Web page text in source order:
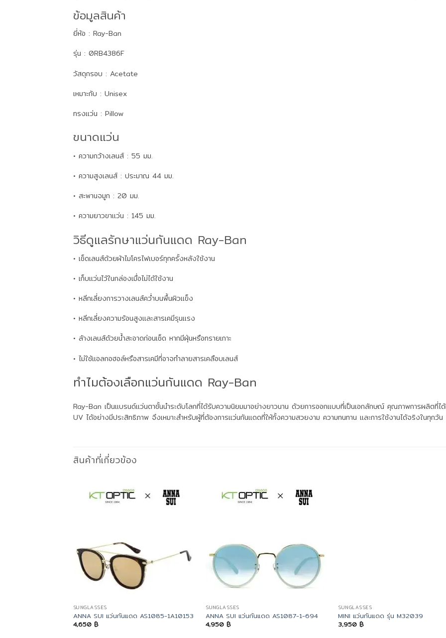
ข้อมูลสินค้า
ยี่ห้อ : Ray-Ban
รุ่น : 0RB4386F
วัสดุกรอบ : Acetate
เหมาะกับ : Unisex
ทรงแว่น : Pillow
ขนาดแว่น
• ความกว้างเลนส์ : 55 มม.
• ความสูงเลนส์ : ประมาณ 44 มม.
• สะพานจมูก : 20 มม.
• ความยาวขาแว่น : 145 มม.
วิธีดูแลรักษาแว่นกันแดด Ray-Ban
• เช็ดเลนส์ด้วยผ้าไมโครไฟเบอร์ทุกครั้งหลังใช้งาน
• เก็บแว่นไว้ในกล่องเมื่อไม่ได้ใช้งาน
• หลีกเลี่ยงการวางเลนส์คว่ำบนพื้นผิวแข็ง
• หลีกเลี่ยงความร้อนสูงและสารเคมีรุนแรง
• ล้างเลนส์ด้วยน้ำสะอาดก่อนเช็ด หากมีฝุ่นหรือทรายเกาะ
• ไม่ใช้แอลกอฮอล์หรือสารเคมีที่อาจทำลายสารเคลือบเลนส์
ทำไมต้องเลือกแว่นกันแดด Ray-Ban
Ray-Ban เป็นแบรนด์แว่นตาชั้นนำระดับโลกที่ได้รับความนิยมมาอย่างยาวนาน ด้วยการออกแบบที่เป็นเอกลักษณ์ คุณภาพการผลิตที่
UV ได้อย่างมีประสิทธิภาพ จึงเหมาะสำหรับผู้ที่ต้องการแว่นกันแดดที่ให้ทั้งความสวยงาม ความทนทาน และการใช้งานได้จริงในทุกวัน
สินค้าที่เกี่ยวข้อง
SUNGLASSES
ANNA SUI แว่นกันแดด AS1085-1A10153
4,650 ฿
SUNGLASSES
ANNA SUI แว่นกันแดด AS1087-1-694
4,950฿
SUNGLASSES
MINI แว่นกันแดด รุ่น M32039
3,950฿